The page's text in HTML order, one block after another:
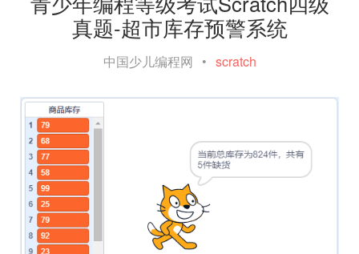
真题-超市库存预警系统
中国少儿编程网 • scratch